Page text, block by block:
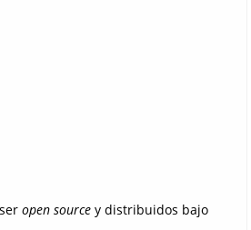
open sourcey distribuidos bajo